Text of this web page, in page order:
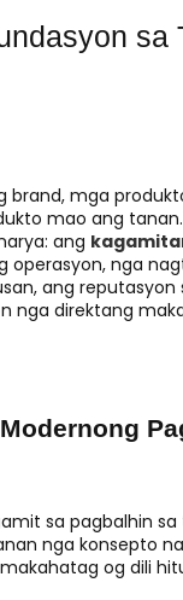
sa
brand, mga
mao ang
ang
operasyon, nga
ang reputasyon
nga direktang
sa pagbalhin
nga konsepto
og dili